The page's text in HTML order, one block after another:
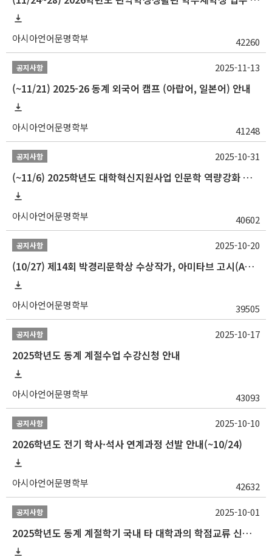
아시아언어문명학부 42260
공지사항
(~11/21) 2025-26 동계 외국어 캠프 (아랍어, 일본어) 안내
아시아언어문명학부 41248
2025-11-13
공지사항
(~11/6) 2025학년도 대학혁신지원사업 인문학 역량강화 동계 인턴십 참가자 선발 안내
아시아언어문명학부 40602
2025-10-31
공지사항
(10/27) 제14회 박경리문학상 수상작가, 아미타브 고시(Amitav Ghosh) 강연 안내
아시아언어문명학부 39505
2025-10-20
공지사항
2025학년도 동계 계절수업 수강신청 안내
아시아언어문명학부 43093
2025-10-17
공지사항
2026학년도 전기 학사·석사 연계과정 선발 안내(~10/24)
아시아언어문명학부 42632
2025-10-10
공지사항
2025학년도 동계 계절학기 국내 타 대학과의 학점교류 신청 안내
2025-10-01